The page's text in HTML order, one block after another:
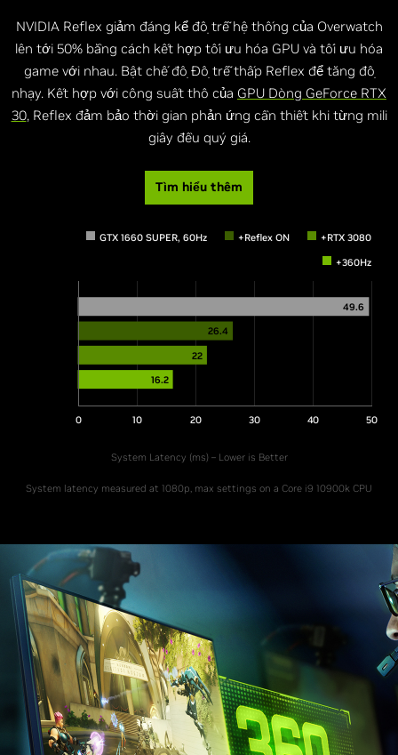
NVIDIA Reflex giảm đáng kể độ trễ hệ thống của Overwatch
lên tới 50% bằng cách kết hợp tối ưu hóa GPU và tối ưu hóa
game với nhau. Bật chế độ Độ trễ thấp Reflex để tăng độ
nhạy. Kết hợp với công suất thô của GPU Dòng GeForce RTX
30, Reflex đảm bảo thời gian phản ứng cần thiết khi từng mili
giây đều quý giá.
Tìm hiểu thêm
GTX 1660 SUPER, 60Hz +Reflex ON
+RTX 3080
+360Hz
0 10 20 30 40 50
49.6
26.4
22
16.2
System Latency (ms) – Lower is Better
System latency measured at 1080p, max settings on a Core i9 10900k CPU